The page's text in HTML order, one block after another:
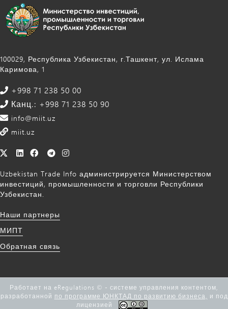
100029, Республика Узбекистан, г.Ташкент, ул. Ислама
Каримова, 1
+998 71 238 50 00
Канц.: +998 71 238 50 90
info@miit.uz
miit.uz
Uzbekistan Trade Info администрируется Министерством
инвестиций, промышленности и торговли Республики
Узбекистан.
Наши партнеры
МИПТ
Обратная связь
Работает на eRegulations © - системе управления контентом,
разработанной по программе ЮНКТАД по развитию бизнеса,
и под
лицензией